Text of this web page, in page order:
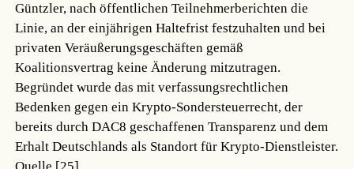
Güntzler, nach öffentlichen Teilnehmerberichten die
Linie, an der einjährigen Haltefrist festzuhalten und bei
privaten Veräußerungsgeschäften gemäß
Koalitionsvertrag keine Änderung mitzutragen.
Begründet wurde das mit verfassungsrechtlichen
Bedenken gegen ein Krypto-Sondersteuerrecht, der
bereits durch DAC8 geschaffenen Transparenz und dem
Erhalt Deutschlands als Standort für Krypto-Dienstleister.